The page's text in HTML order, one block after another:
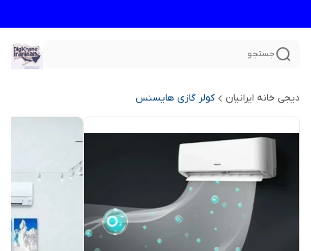
جستجو
دیجی خانه ایرانیان کولر گازی هایسنس